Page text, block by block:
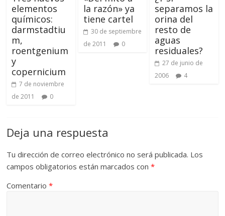
elementos
químicos:
darmstadtiu
m,
roentgenium
y
copernicium
7 de noviembre
de 2011
0
la razón» ya
tiene cartel
30 de septiembre
de 2011
0
separamos la
orina del
resto de
aguas
residuales?
27 de junio de
2006
4
Deja una respuesta
Tu dirección de correo electrónico no será publicada. Los
campos obligatorios están marcados con*
Comentario*